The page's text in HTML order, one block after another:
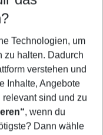
Technologien, um
zu halten. Dadurch
verstehen und
Inhalte, Angebote
sind und zu
, wenn du
Dann wähle